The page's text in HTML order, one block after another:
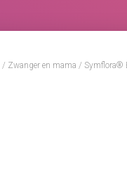
/ Zwanger en mama / Symflora®